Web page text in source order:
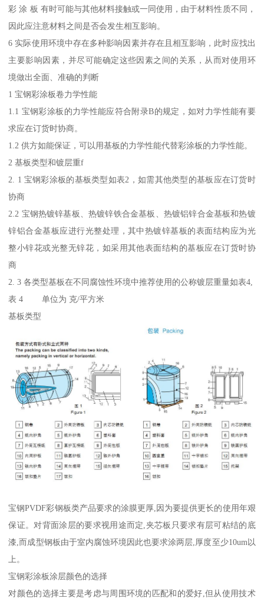
彩 涂 板 有时可能与其他材料接触或一同使用，由于材料性质不同，
因此应注意材料之间是否会发生相互影响。
6 实际使用环境中存在多种影响因素并存在且相互影响，此时应找出
主要影响因素，并尽可能确定这些因素之间的关系，从而对使用环
境做出全面、准确的判断
1 宝钢彩涂板卷力学性能
1.1 宝钢彩涂板的力学性能应符合附录B的规定，如对力学性能有要
求应在订货时协商。
1.2 供方如能保证，可以用基板的力学性能代替彩涂板的力学性能。
2 基板类型和镀层重f
2. 1 宝钢彩涂板的基板类型如表2，如需其他类型的基板应在订货时
协商
2.2 宝钢热镀锌基板、热镀锌铁合金基板、热镀铝锌合金基板和热镀
锌铝合金基板应进行光整处理，其中热镀锌基板的表面结构应为光
整小锌花或光整无锌花，如采用其他表面结构的基板应在订货时协
商
2. 3 各类型基板在不同腐蚀性环境中推荐使用的公称镀层重量如表4,
表 4 单位为 克/平方米
基板类型
宝钢PVDF彩钢板类产品要求的涂膜更厚,因为要提供更长的使用年艰
保证。对背面涂层的要求视用途而定,夹芯板只要求有层可粘结的底
漆,而成型钢板由于室内腐蚀环境因此也要求涂两层,厚度至少10um以
上。
宝钢彩涂板涂层颜色的选择
对颜色的选择主要是考虑与周围环境的匹配和的爱好,但从使用技术